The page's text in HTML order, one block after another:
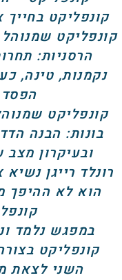
קונפליקט
קונפליקט
הרסניות:
נקמנות, טינה,
קונפליקט
בונות: הבנה
ובעיקרון
רונלד רייגן
הוא לא ההיפך
במפגש נלמד
קונפליקט
השני לצאת